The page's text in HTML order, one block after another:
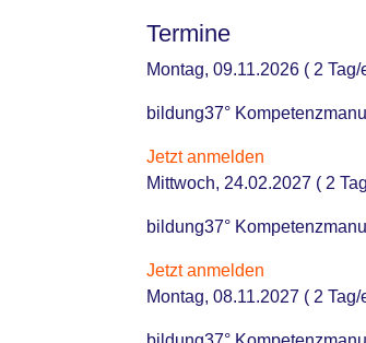
Termine
Montag, 09.11.2026 ( 2
bildung37°
Jetzt anmelden
Mittwoch, 24.02.2027 ( 2
bildung37°
Jetzt anmelden
Montag, 08.11.2027 ( 2